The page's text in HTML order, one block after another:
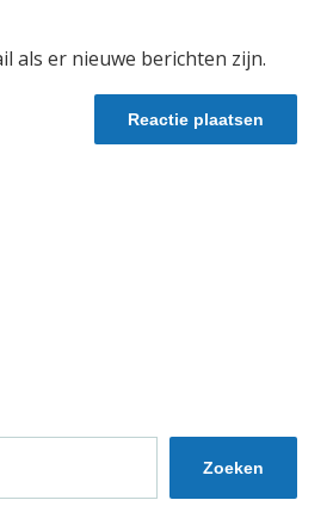
als er nieuwe berichten zijn.
Zoeken